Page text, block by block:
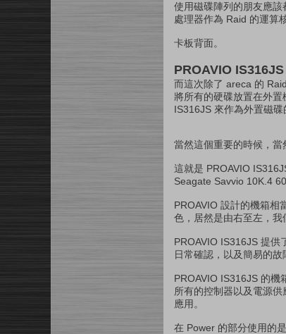
使用磁碟陣列的朋友應
處理器作為 Raid 的運算
卡板背面。
PROAVIO
而這次除了 areca 的
將所有的硬碟放置在外
IS316JS 來作為外置磁
當然這個重要的時候，當
這就是 PROAVIO
Seagate Savvio 10K.4
PROAVIO 設計的機箱相
色，居然是由右至左，我
PROAVIO IS316JS 提供
日常確認，以及簡易的故
PROAVIO IS316JS 的機
所有的控制器以及電源
應用。
在 Power 的部分使用的